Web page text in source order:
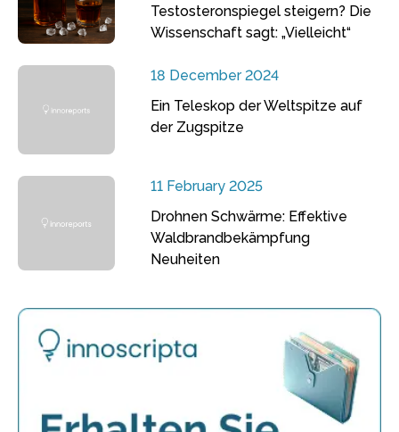
Testosteronspiegel steigern? Die
Wissenschaft sagt: „Vielleicht“
18 December 2024
Ein Teleskop der Weltspitze auf
der Zugspitze
11 February 2025
Drohnen Schwärme: Effektive
Waldbrandbekämpfung
Neuheiten